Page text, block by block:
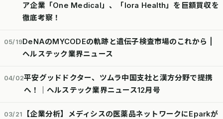
ア企業「One Medical」、「lora Health」を巨額買収を
徹底考察！
05/19DeNAのMYCODEの軌跡と遺伝子検査市場のこれから |
ヘルステック業界ニュース
04/02平安グッドドクター、ツムラ中国支社と漢方分野で提携
へ！｜ヘルステック業界ニュース12月号
03/21
【企業分析】メディシスの医薬品ネットワークにEparkが